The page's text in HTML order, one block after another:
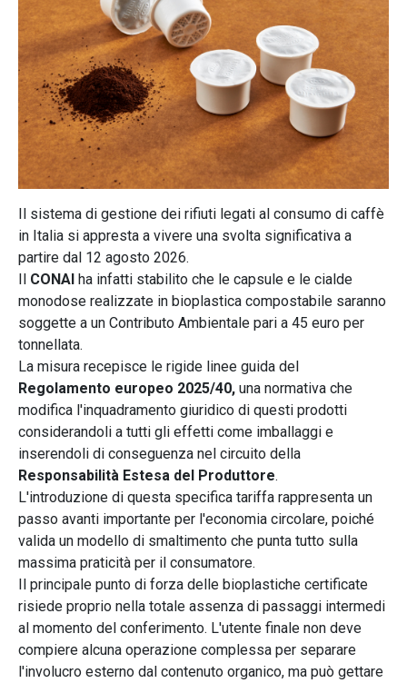
Il sistema di gestione dei rifiuti legati al consumo di caffè
in Italia si appresta a vivere una svolta significativa a
partire dal 12 agosto 2026.
Il CONAI ha infatti stabilito che le capsule e le cialde
monodose realizzate in bioplastica compostabile saranno
soggette a un Contributo Ambientale pari a 45 euro per
tonnellata.
La misura recepisce le rigide linee guida del
Regolamento europeo 2025/40, una normativa che
modifica l'inquadramento giuridico di questi prodotti
considerandoli a tutti gli effetti come imballaggi e
inserendoli di conseguenza nel circuito della
Responsabilità Estesa del Produttore.
L'introduzione di questa specifica tariffa rappresenta un
passo avanti importante per l'economia circolare, poiché
valida un modello di smaltimento che punta tutto sulla
massima praticità per il consumatore.
Il principale punto di forza delle bioplastiche certificate
risiede proprio nella totale assenza di passaggi intermedi
al momento del conferimento. L'utente finale non deve
compiere alcuna operazione complessa per separare
l'involucro esterno dal contenuto organico, ma può gettare